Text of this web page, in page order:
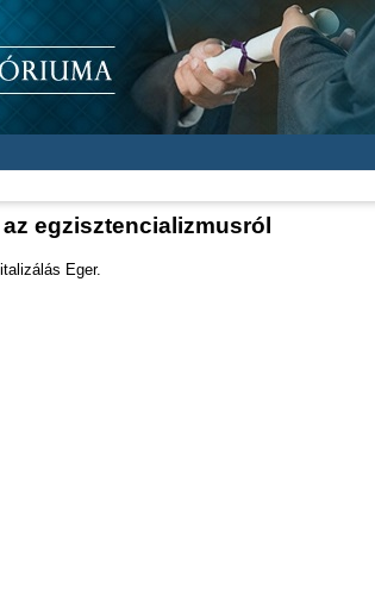
egzisztencializmusról
Eger.